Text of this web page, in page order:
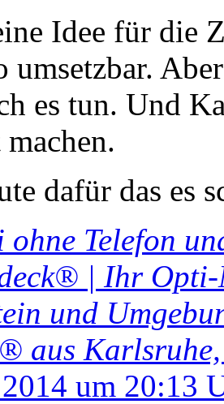
Idee für die
umsetzbar.
es tun. Und
dafür das es
ohne Telefon
| Ihr
und
aus
um 20:13